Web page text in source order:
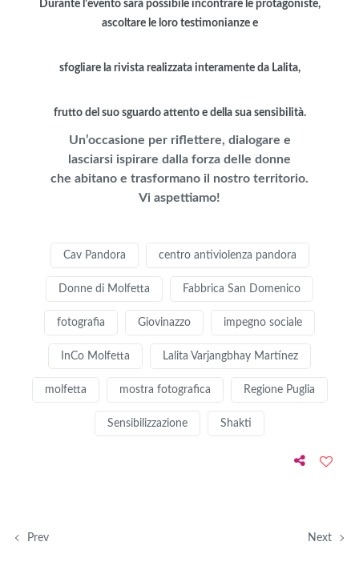
Durante l’evento sarà possibile incontrare le protagoniste,
ascoltare le loro testimonianze e
sfogliare la rivista realizzata interamente da Lalita,
frutto del suo sguardo attento e della sua sensibilità.
Un’occasione per riflettere, dialogare e
lasciarsi ispirare dalla forza delle donne
che abitano e trasformano il nostro territorio.
Vi aspettiamo!
Cav Pandora centro antiviolenza pandora
Donne di Molfetta Fabbrica San Domenico
fotografia Giovinazzo impegno sociale
InCo Molfetta Lalita Varjangbhay Martínez
molfetta mostra fotografica Regione Puglia
Sensibilizzazione Shakti
Prev Next